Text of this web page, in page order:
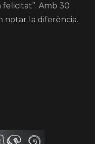
Amb 30
notar la diferència.